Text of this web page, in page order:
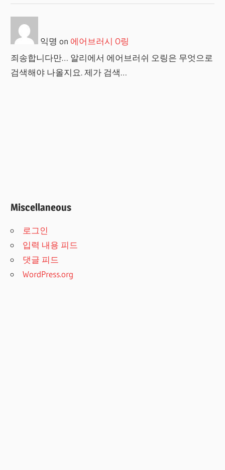
익명 on 에어브러시 O링
죄송합니다만… 알리에서 에어브러쉬 오링은 무엇으로
검색해야 나올지요. 제가 검색…
Miscellaneous
로그인
입력 내용 피드
댓글 피드
WordPress.org